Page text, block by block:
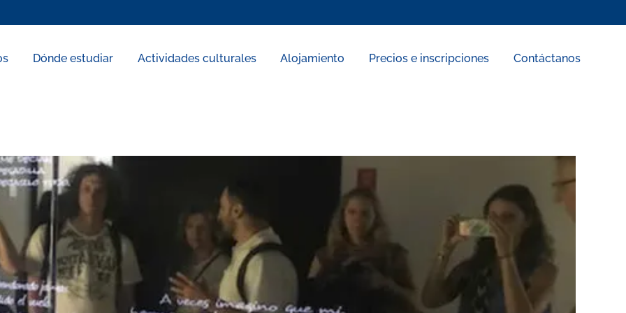
Dónde estudiar Actividades culturales Alojamiento Precios e inscripciones Contáctanos